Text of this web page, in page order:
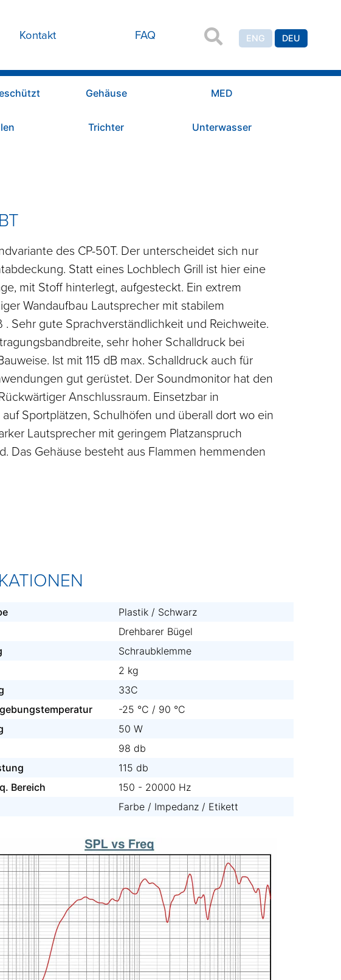
Kontakt FAQ ENG DEU
Gehäuse MED
Trichter Unterwasser
des CP-50T. Der unterscheidet sich nur
Statt eines Lochblech Grill ist hier eine
mit Stoff hinterlegt, aufgesteckt. Ein extrem
Wandaufbau Lautsprecher mit stabilem
. Sehr gute Sprachverständlichkeit und Reichweite.
sehr hoher Schalldruck bei
Ist mit 115 dB max. Schalldruck auch für
gut gerüstet. Der Soundmonitor hat den
Anschlussraum. Einsetzbar in
Sportplätzen, Schulhöfen und überall dort wo ein
Lautsprecher mit geringem Platzanspruch
Das Gehäuse besteht aus Flammen hemmenden
Plastik / Schwarz
Drehbarer Bügel
Schraubklemme
2 kg
33C
-25 °C / 90 °C
50 W
98 db
115 db
Bereich
150 - 20000 Hz
Farbe / Impedanz / Etikett